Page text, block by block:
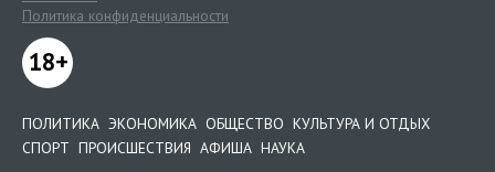
Политика конфиденциальности
18+
ПОЛИТИКА ЭКОНОМИКА ОБЩЕСТВО КУЛЬТУРА И ОТДЫХ
СПОРТ ПРОИСШЕСТВИЯ АФИША НАУКА